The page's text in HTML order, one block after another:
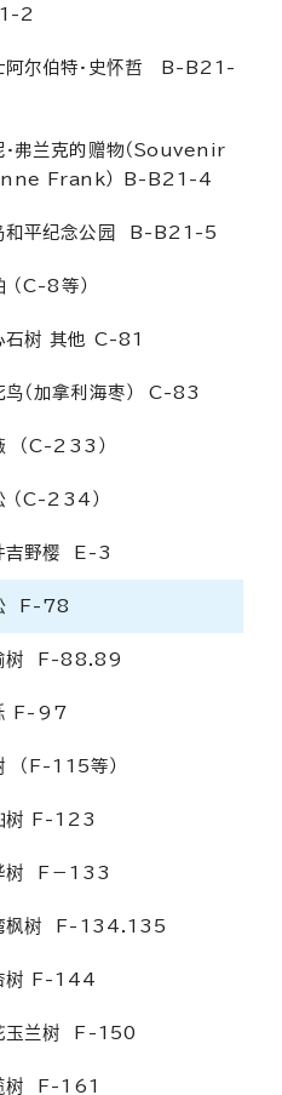
2
阿尔伯特·史怀哲 B-B21-
·弗兰克的赠物 （ Souvenir
Frank） B-B21-4
和平纪念公园 B-B21-5
（C-8等）
石树 其他 C-81
鸟（加拿利海枣） C-83
（C-233）
（C-234）
吉野樱 E-3
F-78
树 F-88.89
F-97
（F-115等）
树 F-123
树 F－133
枫树 F-134.135
树 F-144
玉兰树 F-150
树 F-161